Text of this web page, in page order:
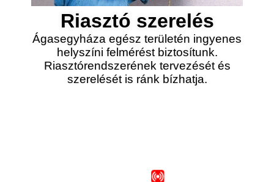
Riasztó szerelés
Ágasegyháza egész területén ingyenes
helyszíni felmérést biztosítunk.
Riasztórendszerének tervezését és
szerelését is ránk bízhatja.